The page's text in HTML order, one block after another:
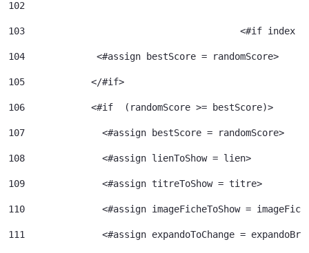
102
103
<#if index
104
             <#assign bestScore = randomScore>
105
            </#if>
106
            <#if  (randomScore >= bestScore)>
107
              <#assign bestScore = randomScore>
108
              <#assign lienToShow = lien>
109
              <#assign titreToShow = titre>
110
<#assign imageFicheToShow =
111
<#assign expandoToChange =